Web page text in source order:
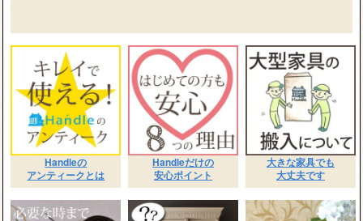
Handleの
アンティークとは
Handleだけの
安心ポイント
大きな家具でも
大丈夫です